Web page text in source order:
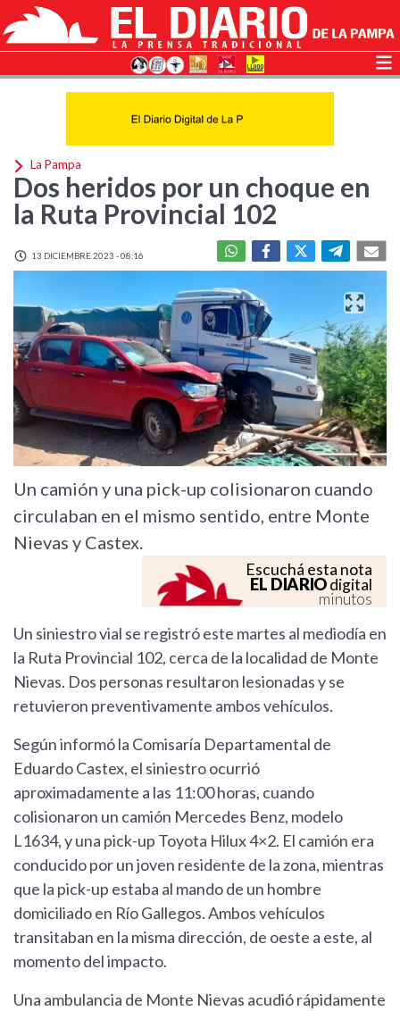
La Pampa
Dos heridos por un choque en
la Ruta Provincial 102
13 DICIEMBRE 2023 - 08:16
Un camión y una pick-up colisionaron cuando
circulaban en el mismo sentido, entre Monte
Nievas y Castex.
Escuchá esta nota
EL DIARIOdigital
minutos
Un siniestro vial se registró este martes al mediodía en
la Ruta Provincial 102, cerca de la localidad de Monte
Nievas. Dos personas resultaron lesionadas y se
retuvieron preventivamente ambos vehículos.
Según informó la Comisaría Departamental de
Eduardo Castex, el siniestro ocurrió
aproximadamente a las 11:00 horas, cuando
colisionaron un camión Mercedes Benz, modelo
L1634, y una pick-up Toyota Hilux 4×2. El camión era
conducido por un joven residente de la zona, mientras
que la pick-up estaba al mando de un hombre
domiciliado en Río Gallegos. Ambos vehículos
transitaban en la misma dirección, de oeste a este, al
momento del impacto.
Una ambulancia de Monte Nievas acudió rápidamente